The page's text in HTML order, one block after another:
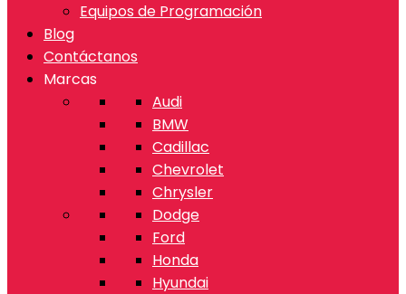
Equipos de Programación
Blog
Contáctanos
Marcas
Audi
BMW
Cadillac
Chevrolet
Chrysler
Dodge
Ford
Honda
Hyundai